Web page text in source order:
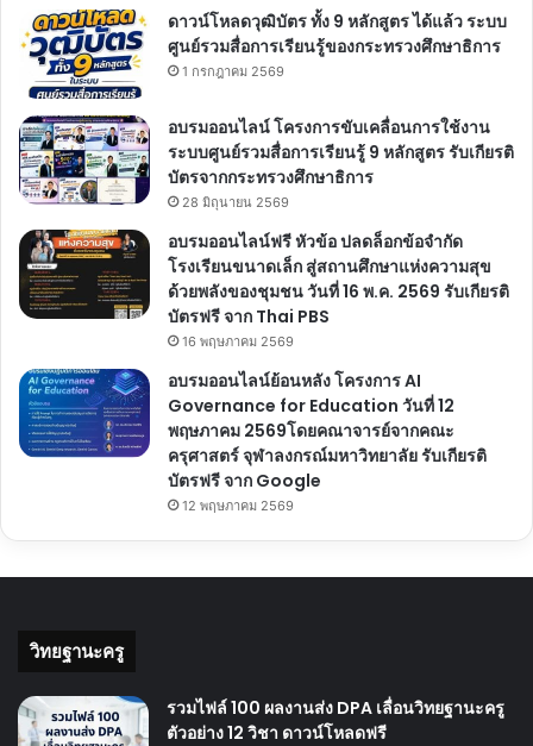
ดาวน์โหลดวุฒิบัตร ทั้ง 9 หลักสูตร ได้แล้ว ระบบ
ศูนย์รวมสื่อการเรียนรู้ของกระทรวงศึกษาธิการ
1 กรกฎาคม 2569
อบรมออนไลน์ โครงการขับเคลื่อนการใช้งาน
ระบบศูนย์รวมสื่อการเรียนรู้ 9 หลักสูตร รับเกียรติ
บัตรจากกระทรวงศึกษาธิการ
28 มิถุนายน 2569
อบรมออนไลน์ฟรี หัวข้อ ปลดล็อกข้อจำกัด
โรงเรียนขนาดเล็ก สู่สถานศึกษาแห่งความสุข
ด้วยพลังของชุมชน วันที่ 16 พ.ค. 2569 รับเกียรติ
บัตรฟรี จาก Thai PBS
16 พฤษภาคม 2569
อบรมออนไลน์ย้อนหลัง โครงการ AI
Governance for Education วันที่ 12
พฤษภาคม 2569โดยคณาจารย์จากคณะ
ครุศาสตร์ จุฬาลงกรณ์มหาวิทยาลัย รับเกียรติ
บัตรฟรี จาก Google
12 พฤษภาคม 2569
วิทยฐานะครู
รวมไฟล์ 100 ผลงานส่ง DPA เลื่อนวิทยฐานะครู
ตัวอย่าง 12 วิชา ดาวน์โหลดฟรี